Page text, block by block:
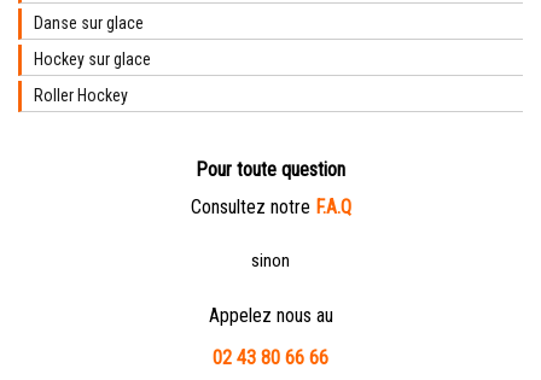
Danse sur glace
Hockey sur glace
Roller Hockey
Pour toute question
Consultez notre F.A.Q
sinon
Appelez nous au
02 43 80 66 66